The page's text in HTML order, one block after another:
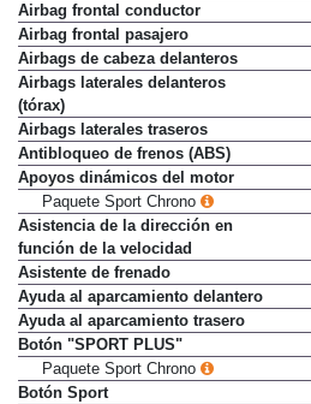
Airbag frontal conductor
Airbag frontal pasajero
Airbags de cabeza delanteros
Airbags laterales delanteros
(tórax)
Airbags laterales traseros
Antibloqueo de frenos (ABS)
Apoyos dinámicos del motor
Paquete Sport Chrono
Asistencia de la dirección en
función de la velocidad
Asistente de frenado
Ayuda al aparcamiento delantero
Ayuda al aparcamiento trasero
Botón "SPORT PLUS"
Paquete Sport Chrono
Botón Sport